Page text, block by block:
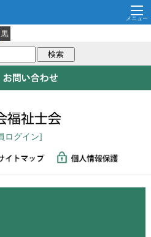
黒
ログイン]